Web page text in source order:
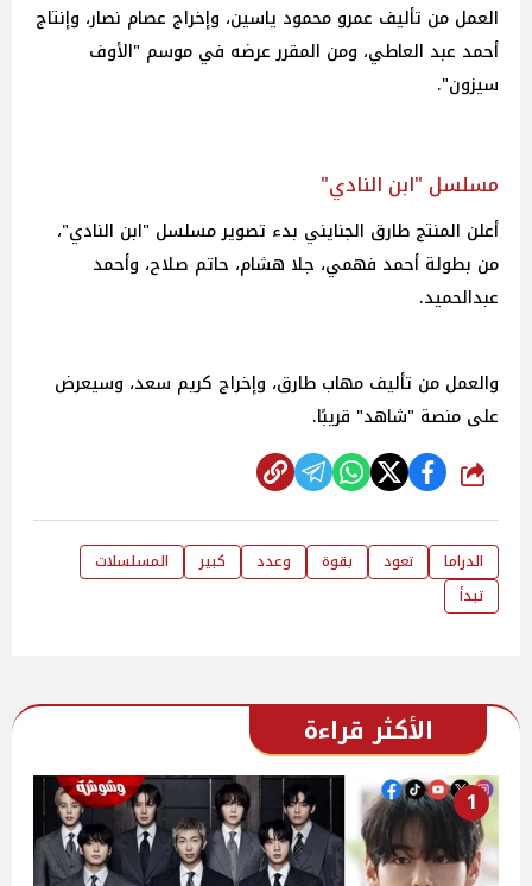
العمل من تأليف عمرو محمود ياسين، وإخراج عصام نصار، وإنتاج
أحمد عبد العاطي، ومن المقرر عرضه في موسم "الأوف
سيزون".
مسلسل "ابن النادي"
أعلن المنتج طارق الجنايني بدء تصوير مسلسل "ابن النادي"،
من بطولة أحمد فهمي، جلا هشام، حاتم صلاح، وأحمد
عبدالحميد.
والعمل من تأليف مهاب طارق، وإخراج كريم سعد، وسيعرض
على منصة "شاهد" قريبًا.
شارك
الدراما تعود بقوة وعدد كبير
المسلسلات
تبدأ
الأكثر قراءة
1